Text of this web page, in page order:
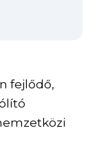
fejlődő,